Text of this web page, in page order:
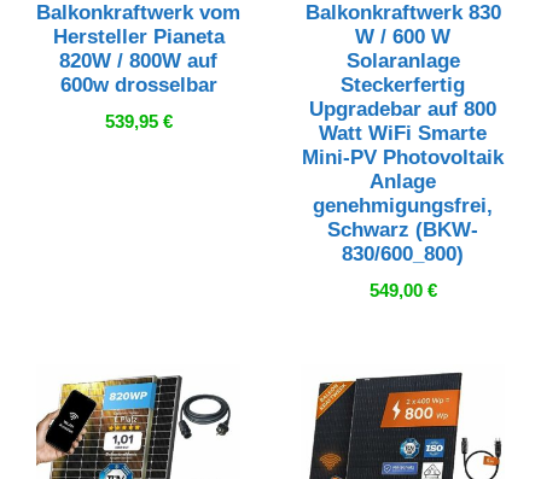
Balkonkraftwerk vom
Hersteller Pianeta
820W / 800W auf
600w drosselbar
539,95 €
Balkonkraftwerk 830
W / 600 W
Solaranlage
Steckerfertig
Upgradebar auf 800
Watt WiFi Smarte
Mini-PV Photovoltaik
Anlage
genehmigungsfrei,
Schwarz (BKW-
830/600_800)
549,00 €